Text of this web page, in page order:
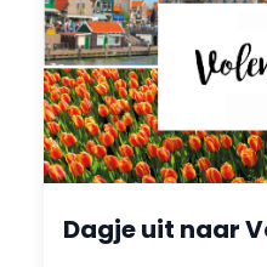
Dagje uit naar